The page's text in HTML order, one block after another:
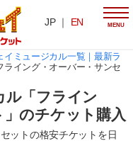
JP ｜ EN MENU
イミュージカル一覧｜最新ラ
イング・オーバー・サンセ
ル「フライン
のチケット購入
ットの格安チケットを日